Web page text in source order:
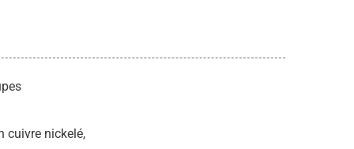
cuivre nickelé,